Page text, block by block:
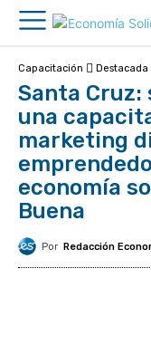
Capacitación Destacada
Santa Cruz:
una
marketing
economía
Buena
Por Redacción